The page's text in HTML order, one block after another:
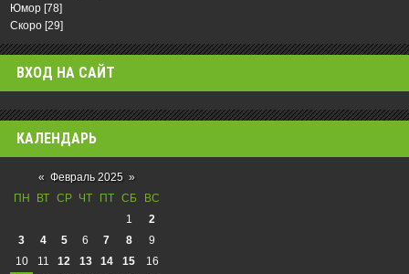
Юмор [78]
Скоро [29]
ВХОД НА САЙТ
КАЛЕНДАРЬ
« Февраль 2025 »
ПН
ВТ СР ЧТ ПТ СБ
ВС
1
2
3
4 5 6 7 8
9
10
11 12 13 14 15
16